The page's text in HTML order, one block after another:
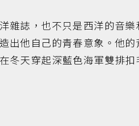
雜誌，也不只是西洋的音樂
出他自己的青春意象。他的
冬天穿起深藍色海軍雙排扣